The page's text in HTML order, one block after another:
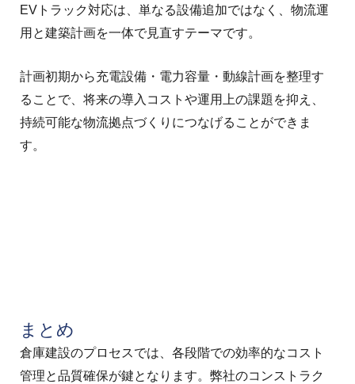
EVトラック対応は、単なる設備追加ではなく、物流運
用と建築計画を一体で見直すテーマです。
計画初期から充電設備・電力容量・動線計画を整理す
ることで、将来の導入コストや運用上の課題を抑え、
持続可能な物流拠点づくりにつなげることができま
す。
まとめ
倉庫建設のプロセスでは、各段階での効率的なコスト
管理と品質確保が鍵となります。弊社のコンストラク